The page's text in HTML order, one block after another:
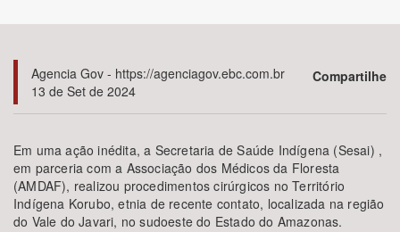
Bioma / Bacia
Tema
Subtema
Área de Levantamento
Área Protegida
Agencia Gov - https://agenciagov.ebc.com.br
13 de Set de 2024
Compartilhe
Em uma ação inédita, a Secretaria de Saúde Indígena (Sesai) ,
em parceria com a Associação dos Médicos da Floresta
(AMDAF), realizou procedimentos cirúrgicos no Território
Indígena Korubo, etnia de recente contato, localizada na região
do Vale do Javari, no sudoeste do Estado do Amazonas.